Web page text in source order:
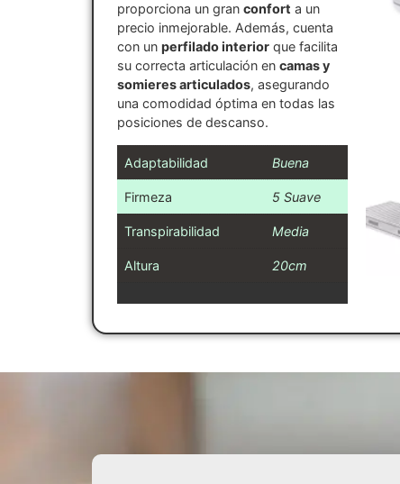
proporciona un gran confort a un
precio inmejorable. Además, cuenta
con un perfilado interior que facilita
su correcta articulación en camas y
somieres articulados, asegurando
una comodidad óptima en todas las
posiciones de descanso.
Adaptabilidad Buena
Firmeza 5 Suave
Transpirabilidad Media
Altura 20cm